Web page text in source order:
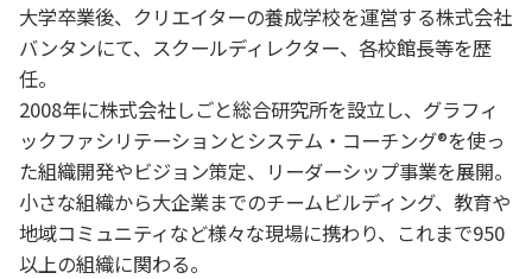
大学卒業後、クリエイターの養成学校を運営する株式会社
バンタンにて、スクールディレクター、各校館⻑等を歴
任。
2008年に株式会社しごと総合研究所を設立し、グラフィ
ックファシリテーションとシステム・コーチング®を使っ
た組織開発やビジョン策定、リーダーシップ事業を展開。
小さな組織から大企業までのチームビルディング、教育や
地域コミュニティなど様々な現場に携わり、これまで950
以上の組織に関わる。